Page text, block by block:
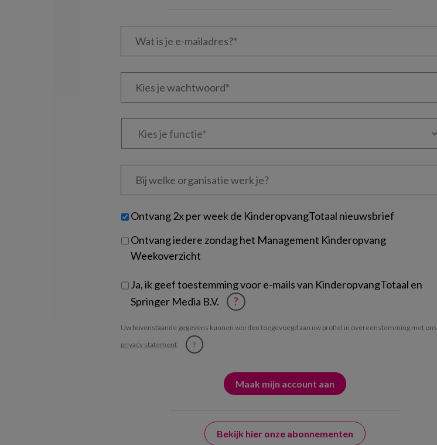
Wat
Kies
Kies
Bij
welke
je?
Untitled
Ontvang 2x per week de KinderopvangTotaal nieuwsbrief
Ontvang iedere zondag het Management Kinderopvang
Weekoverzicht
Ja, ik geef toestemming voor e-mails van KinderopvangTotaal en
Springer Media B.V.
?
Uw bovenstaande gegevens kunnen worden toegevoegd aan uw profiel in overeenstemming met ons
privacy statement. ?
Bekijk hier onze abonnementen